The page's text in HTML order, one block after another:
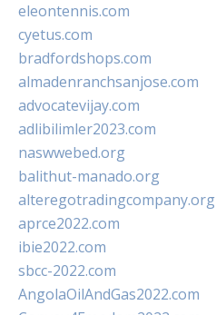
eleontennis.com
cyetus.com
bradfordshops.com
almadenranchsanjose.com
advocatevijay.com
adlibilimler2023.com
naswwebed.org
balithut-manado.org
alteregotradingcompany.org
aprce2022.com
ibie2022.com
sbcc-2022.com
AngolaOilAndGas2022.com